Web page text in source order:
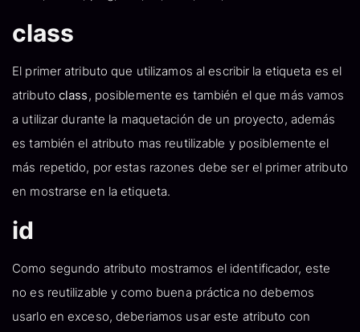
class
El primer atributo que utilizamos al escribir la etiqueta es el
atributoclass, posiblemente es también el que más vamos
a utilizar durante la maquetación de un proyecto, además
es también el atributo mas reutilizable y posiblemente el
más repetido, por estas razones debe ser el primer atributo
en mostrarse en la etiqueta.
id
Como segundo atributo mostramos el identificador, este
no es reutilizable y como buena práctica no debemos
usarlo en exceso, deberiamos usar este atributo con